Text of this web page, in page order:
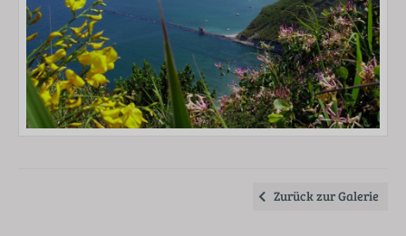
Zurück zur Galerie